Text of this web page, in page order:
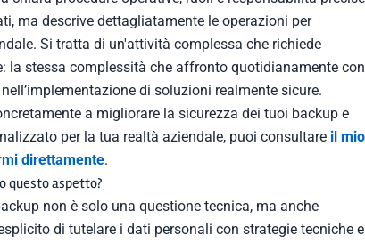
ma descrive dettagliatamente le operazioni per
Si tratta di un'attività complessa che richiede
la stessa complessità che affronto quotidianamente
di soluzioni realmente sicure.
a migliorare la sicurezza dei tuoi backup e
per la tua realtà aziendale, puoi consultare il mio
direttamente.
questo aspetto?
non è solo una questione tecnica, ma anche
di tutelare i dati personali con strategie tecniche e